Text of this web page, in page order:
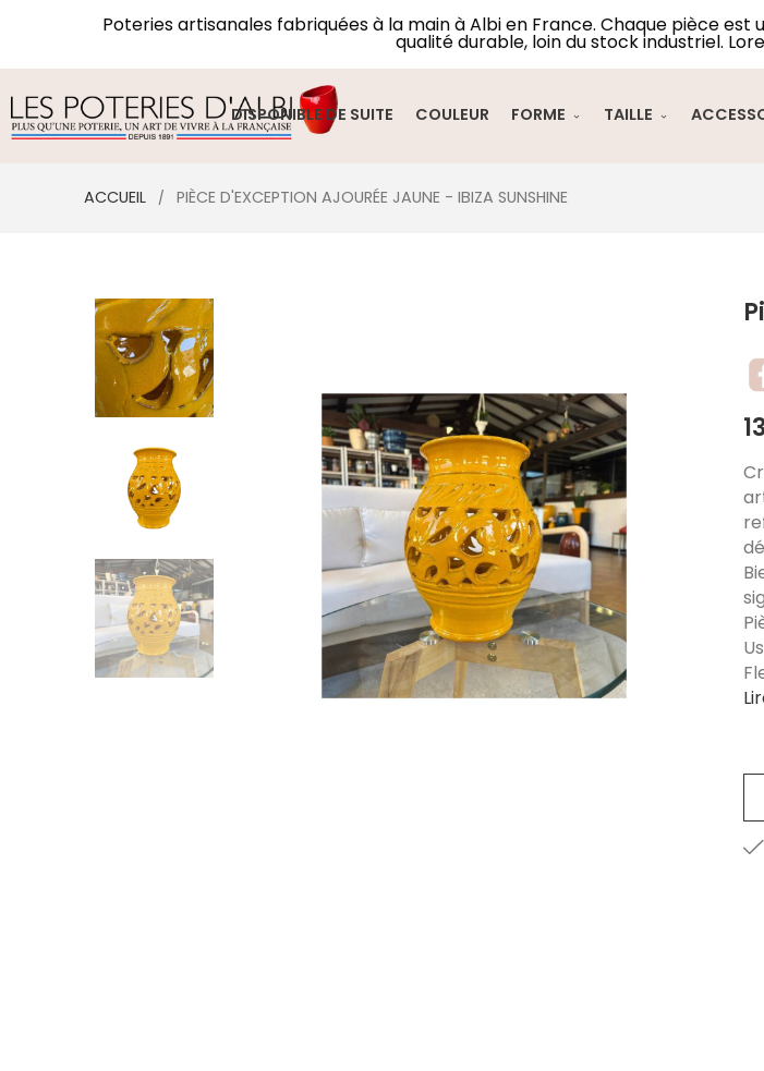
Poteries artisanales fabriquées à la main à Albi en France. Chaque pièce
qualité durable, loin du stock industriel.
DISPONIBLE DE SUITE COULEUR FORME TAILLE
ACCUEIL PIÈCE D'EXCEPTION AJOURÉE JAUNE - IBIZA SUNSHINE